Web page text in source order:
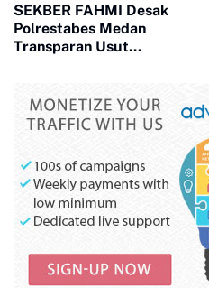
SEKBER FAHMI Desak
Polrestabes Medan
Transparan Usut